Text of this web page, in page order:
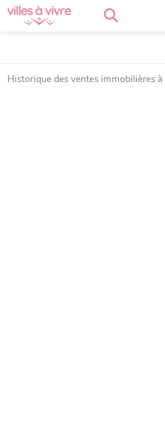
Historique des ventes immobilières à